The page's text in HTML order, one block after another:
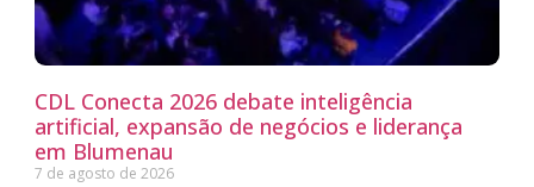
CDL Conecta 2026 debate inteligência
artificial, expansão de negócios e liderança
em Blumenau
7 de agosto de 2026